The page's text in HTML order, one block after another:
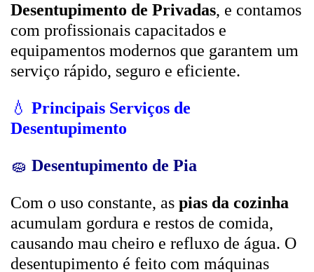
Desentupimento de Privadas, e contamos
com profissionais capacitados e
equipamentos modernos que garantem um
serviço rápido, seguro e eficiente.
💧 Principais Serviços de
Desentupimento
🧽 Desentupimento de Pia
Com o uso constante, as pias da cozinha
acumulam gordura e restos de comida,
causando mau cheiro e refluxo de água. O
desentupimento é feito com máquinas